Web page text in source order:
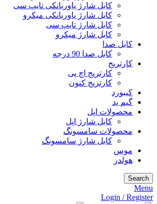
کابل شارژ پاوربانکی تایپ سی
کابل شارژ پاوربانکی میکرو
کابل شارژ تایپ سی
کابل شارژ میکرو
کابل صدا
کابل صدا 90 درجه
کارتریج
کارتریج اچ پی
کارتریج کنون
کیبورد
گیم پد
محصولات اپل
کابل شارژ اپل
محصولات سامسونگ
کابل شارژ سامسونگ
موس
هولدر
Search
Menu
Login / Register